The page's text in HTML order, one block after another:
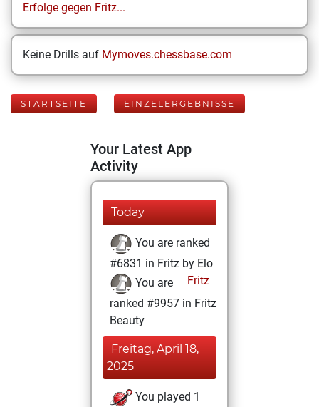
Erfolge gegen Fritz...
Keine Drills auf Mymoves.chessbase.com
STARTSEITE EINZELERGEBNISSE
Your Latest App
Activity
Today
You are ranked
#6831 in Fritz by Elo
Fritz
You are
ranked #9957 in Fritz
Beauty
Freitag, April 18,
2025
You played 1